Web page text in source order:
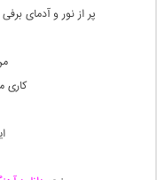
پر از نور و آدمای
کاری